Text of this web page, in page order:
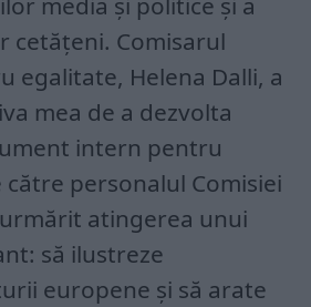
cetățeni. Comisarul
egalitate, Helena Dalli, a
mea de a dezvolta
intern pentru
personalul Comisiei
atingerea unui
să ilustreze
europene și să arate